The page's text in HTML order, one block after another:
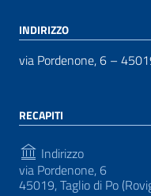
INDIRIZZO
via Pordenone, 6 –
RECAPITI
Indirizzo
via Pordenone, 6
45019, Taglio di Po